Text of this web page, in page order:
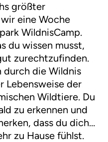
größter
eine Woche
WildnisCamp.
du wissen musst,
zurechtzufinden.
durch die Wildnis
Lebensweise der
Wildtiere. Du
zu erkennen und
dass du dich
zu Hause fühlst.